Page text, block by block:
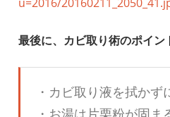
最後に、カビ取り術のポイン
・カビ取り液を拭かず
・お湯は片栗粉が固ま